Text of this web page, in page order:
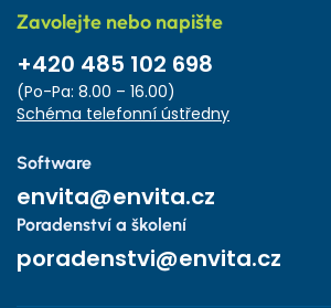
Zavolejte nebo napište
+420 485 102 698
(Po-Pa: 8.00 – 16.00)
Schéma telefonní ústředny
Software
envita@envita.cz
Poradenství a školení
poradenstvi@envita.cz